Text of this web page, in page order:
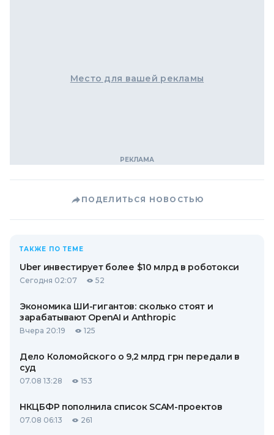
Место для вашей рекламы
ПОДЕЛИТЬСЯ НОВОСТЬЮ
ТАКЖЕ ПО ТЕМЕ
Uber инвестирует более $10 млрд в роботокси
Сегодня 02:07 52
Экономика ШИ-гигантов: сколько стоят и
зарабатывают OpenAI и Anthropic
Вчера 20:19 125
Дело Коломойского о 9,2 млрд грн передали в
суд
07.08 13:28 153
НКЦБФР пополнила список SCAM-проектов
07.08 06:13 261